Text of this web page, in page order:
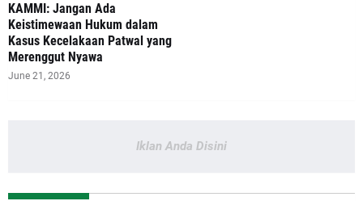
‎KAMMI: Jangan Ada
Keistimewaan Hukum dalam
Kasus Kecelakaan Patwal yang
Merenggut Nyawa
June 21, 2026
Iklan Anda Disini